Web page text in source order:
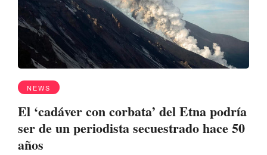
NEWS
El ‘cadáver con corbata’ del Etna podría
ser de un periodista secuestrado hace 50
años